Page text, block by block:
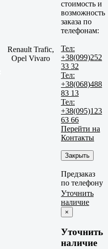
Renault Trafic,
Opel Vivaro
стоимость и
возможность
заказа по
телефонам:
Тел:
+38(099)252
33 32
Тел:
+38(068)488
83 13
Тел:
+38(095)123
63 66
Перейти на
Контакты
Закрыть
Предзаказ
по телефону
Уточнить
наличие
×
Уточнить
наличие